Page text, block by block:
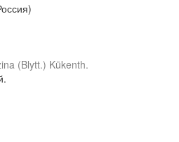
(Blytt.) Kükenth.